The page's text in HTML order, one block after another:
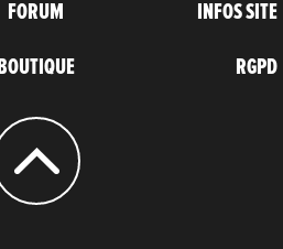
FORUM
BOUTIQUE
INFOS SITE
RGPD